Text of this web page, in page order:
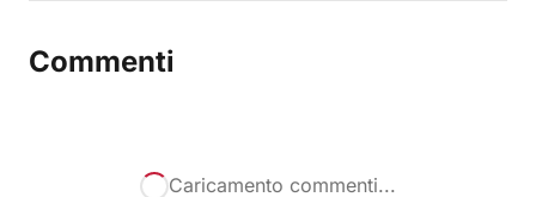
Commenti
Caricamento commenti...